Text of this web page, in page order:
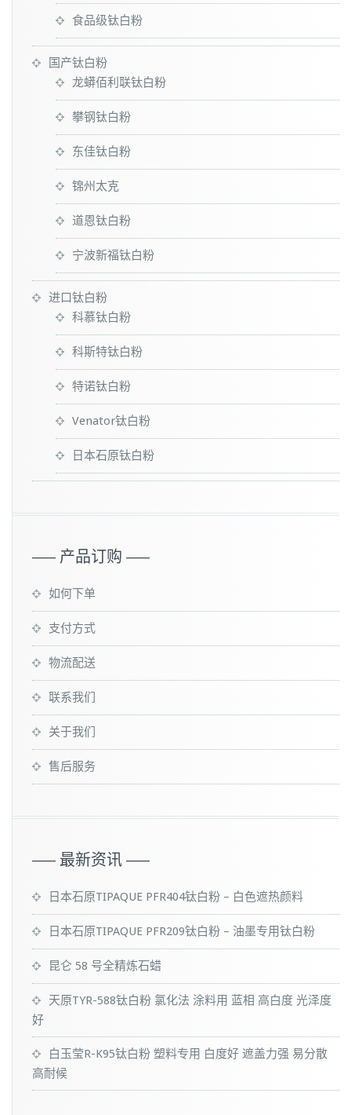
食品级钛白粉
国产钛白粉
龙蟒佰利联钛白粉
攀钢钛白粉
东佳钛白粉
锦州太克
道恩钛白粉
宁波新福钛白粉
进口钛白粉
科慕钛白粉
科斯特钛白粉
特诺钛白粉
Venator钛白粉
日本石原钛白粉
—– 产品订购 —–
如何下单
支付方式
物流配送
联系我们
关于我们
售后服务
—– 最新资讯 —–
日本石原TIPAQUE PFR404钛白粉 – 白色遮热颜料
日本石原TIPAQUE PFR209钛白粉 – 油墨专用钛白粉
昆仑 58 号全精炼石蜡
天原TYR-588钛白粉 氯化法 涂料用 蓝相 高白度 光泽度
好
白玉莹R-K95钛白粉 塑料专用 白度好 遮盖力强 易分散
高耐候